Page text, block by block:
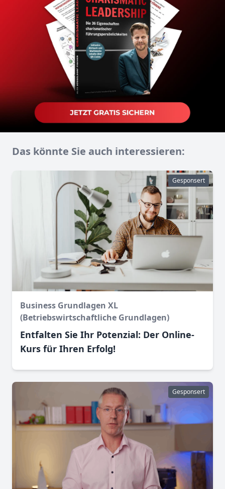
Das könnte Sie auch interessieren:
Gesponsert
Business Grundlagen XL
(Betriebswirtschaftliche Grundlagen)
Entfalten Sie Ihr Potenzial: Der Online-
Kurs für Ihren Erfolg!
Gesponsert